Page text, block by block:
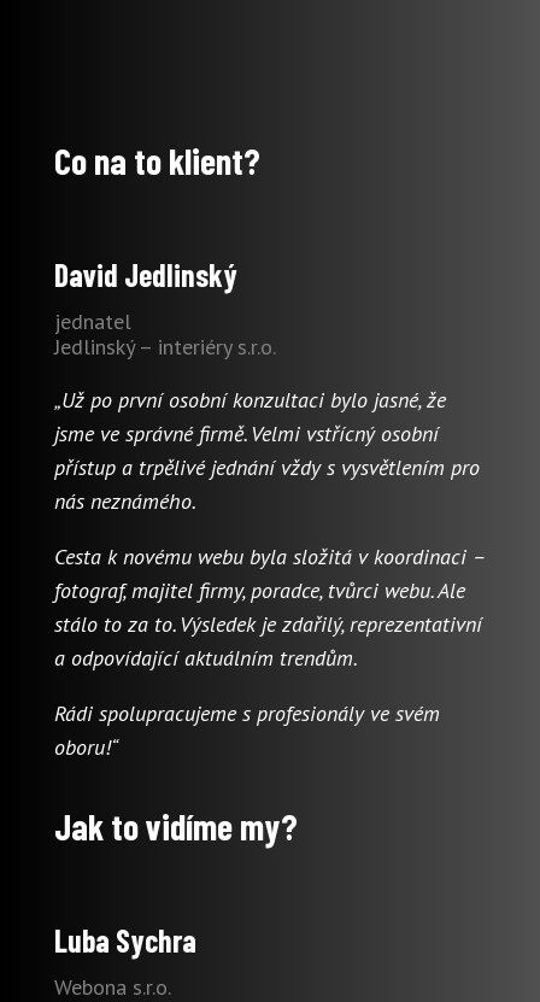
Co na to klient?
David Jedlinský
jednatel
Jedlinský – interiéry s.r.o.
„Už po první osobní konzultaci bylo jasné, že
jsme ve správné firmě. Velmi vstřícný osobní
přístup a trpělivé jednání vždy s vysvětlením pro
nás neznámého.
Cesta k novému webu byla složitá v koordinaci –
fotograf, majitel firmy, poradce, tvůrci webu. Ale
stálo to za to. Výsledek je zdařilý, reprezentativní
a odpovídající aktuálním trendům.
Rádi spolupracujeme s profesionály ve svém
oboru!“
Jak to vidíme my?
Luba Sychra
Webona s.r.o.